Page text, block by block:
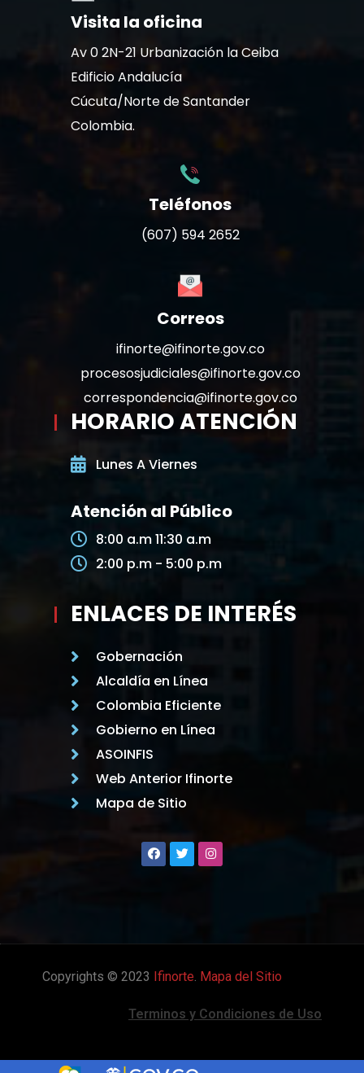
Visita la oficina
Av 0 2N-21 Urbanización la Ceiba
Edificio Andalucía
Cúcuta/Norte de Santander
Colombia.
Teléfonos
(607) 594 2652
Correos
ifinorte@ifinorte.gov.co
procesosjudiciales@ifinorte.gov.co
correspondencia@ifinorte.gov.co
HORARIO ATENCIÓN
Lunes A Viernes
Atención al Público
8:00 a.m 11:30 a.m
2:00 p.m - 5:00 p.m
ENLACES DE INTERÉS
Gobernación
Alcaldía en Línea
Colombia Eficiente
Gobierno en Línea
ASOINFIS
Web Anterior Ifinorte
Mapa de Sitio
Copyrights © 2023 Ifinorte Mapa del Sitio
Terminos y Condiciones de Uso